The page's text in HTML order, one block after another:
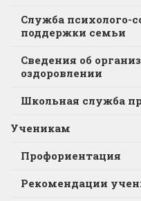
Служба психолого-
поддержки семьи
Сведения об
оздоровлении
Школьная служба
Ученикам
Профориентация
Рекомендации